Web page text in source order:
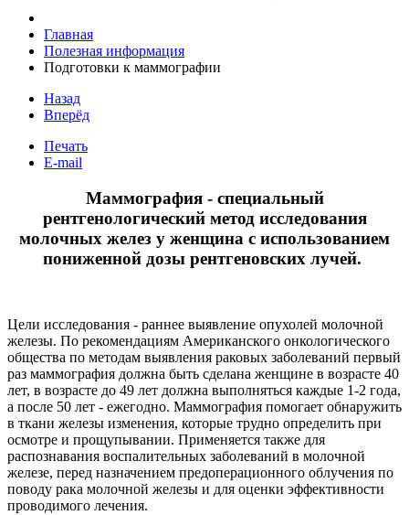
Главная
Полезная информация
Подготовки к маммографии
Назад
Вперёд
Печать
E-mail
Маммография - специальный
рентгенологический метод исследования
молочных желез у женщина с использованием
пониженной дозы рентгеновских лучей.
Цели исследования - раннее выявление опухолей молочной
железы. По рекомендациям Американского онкологического
общества по методам выявления раковых заболеваний первый
раз маммография должна быть сделана женщине в возрасте 40
лет, в возрасте до 49 лет должна выполняться каждые 1-2 года,
а после 50 лет - ежегодно. Маммография помогает обнаружить
в ткани железы изменения, которые трудно определить при
осмотре и прощупывании. Применяется также для
распознавания воспалительных заболеваний в молочной
железе, перед назначением предоперационного облучения по
поводу рака молочной железы и для оценки эффективности
проводимого лечения.